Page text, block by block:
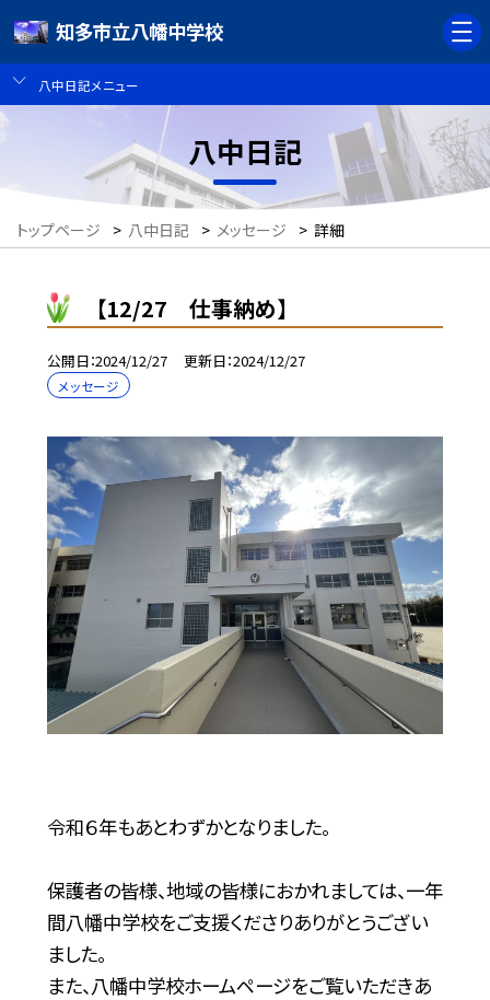
知多市立八幡中学校
八中日記メニュー
八中日記
トップページ > 八中日記 > メッセージ > 詳細
【12/27 仕事納め】
公開日 2024/12/27 更新日 2024/12/27
メッセージ
令和６年もあとわずかとなりました。
保護者の皆様、地域の皆様におかれましては、一年
間八幡中学校をご支援くださりありがとうござい
ました。
また、八幡中学校ホームページをご覧いただきあ